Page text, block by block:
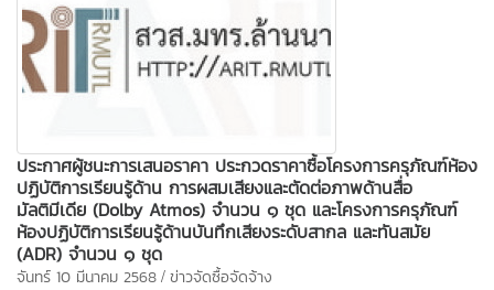
ประกาศผู้ชนะการเสนอราคา ประกวดราคาซื้อโครงการครุภัณฑ์ห้อง
ปฏิบัติการเรียนรู้ด้าน การผสมเสียงและตัดต่อภาพด้านสื่อ
มัลติมีเดีย (Dolby Atmos) จำนวน ๑ ชุด และโครงการครุภัณฑ์
ห้องปฏิบัติการเรียนรู้ด้านบันทึกเสียงระดับสากล และทันสมัย
(ADR) จำนวน ๑ ชุด
จันทร์ 10 มีนาคม 2568 / ข่าวจัดซื้อจัดจ้าง